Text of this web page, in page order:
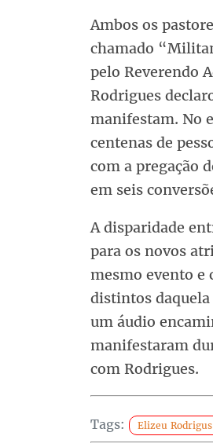
Ambos os
chamado
pelo Reverendo
Rodrigues
manifestam. No
centenas de
com a pregação
em seis
A disparidade
para os novos
mesmo evento e
distintos daquela
um áudio
manifestaram
com Rodrigues.
Tags: Elizeu Rodrigus